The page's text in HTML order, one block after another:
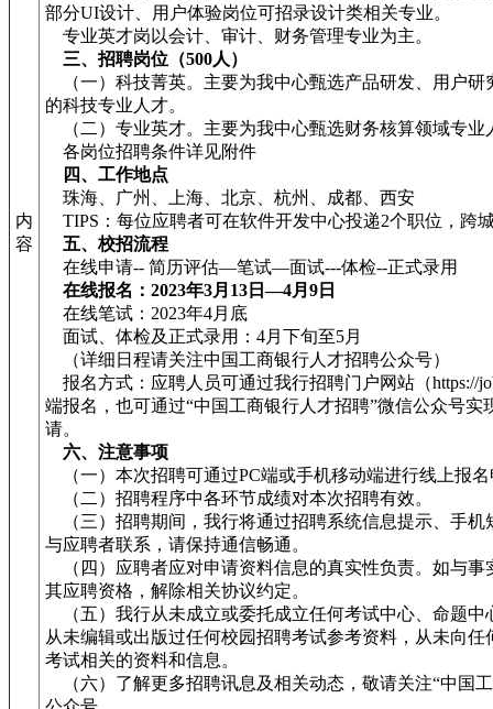
内
容
部分UI设计、用户体验岗位可招录设计类相关专业。
专业英才岗以会计、审计、财务管理专业为主。
三、招聘岗位（500人）
（一）科技菁英。主要为我中心甄选产品研发、用户研
的科技专业人才。
（二）专业英才。主要为我中心甄选财务核算领域专业
各岗位招聘条件详见附件
四、工作地点
珠海、广州、上海、北京、杭州、成都、西安
TIPS：每位应聘者可在软件开发中心投递2个职位，跨
五、校招流程
在线申请-- 简历评估—笔试—面试---体检--正式录用
在线报名：2023年3月13日—4月9日
在线笔试：2023年4月底
面试、体检及正式录用：4月下旬至5月
（详细日程请关注中国工商银行人才招聘公众号）
报名方式：应聘人员可通过我行招聘门户网站（https://
端报名，也可通过“中国工商银行人才招聘”微信公众号实
请。
六、注意事项
（一）本次招聘可通过PC端或手机移动端进行线上报
（二）招聘程序中各环节成绩对本次招聘有效。
（三）招聘期间，我行将通过招聘系统信息提示、手机
与应聘者联系，请保持通信畅通。
（四）应聘者应对申请资料信息的真实性负责。如与事
其应聘资格，解除相关协议约定。
（五）我行从未成立或委托成立任何考试中心、命题中
从未编辑或出版过任何校园招聘考试参考资料，从未向任
考试相关的资料和信息。
（六）了解更多招聘讯息及相关动态，敬请关注“中国